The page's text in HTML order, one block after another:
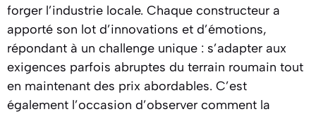
forger l’industrie locale. Chaque constructeur a
apporté son lot d’innovations et d’émotions,
répondant à un challenge unique : s’adapter aux
exigences parfois abruptes du terrain roumain tout
en maintenant des prix abordables. C’est
également l’occasion d’observer comment la